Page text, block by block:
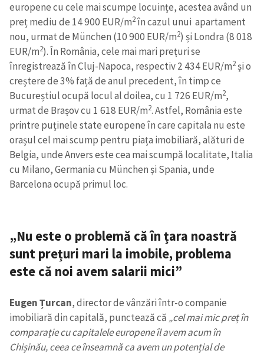
europene cu cele mai scumpe locuințe, acestea având un
preț mediu de 14 900 EUR/m2în cazul unui apartament
nou, urmat de München (10 900 EUR/m2) și Londra (8 018
EUR/m2). În România, cele mai mari prețuri se
înregistrează în Cluj-Napoca, respectiv 2 434 EUR/m2și o
creștere de 3% față de anul precedent, în timp ce
Bucureștiul ocupă locul al doilea, cu 1 726 EUR/m2,
urmat de Brașov cu 1 618 EUR/m2. Astfel, România este
printre puținele state europene în care capitala nu este
orașul cel mai scump pentru piața imobiliară, alături de
Belgia, unde Anvers este cea mai scumpă localitate, Italia
cu Milano, Germania cu München și Spania, unde
Barcelona ocupă primul loc.
„Nu este o problemă că în țara noastră
sunt prețuri mari la imobile, problema
este că noi avem salarii mici”
Eugen Țurcan, director de vânzări într-o companie
imobiliară din capitală, punctează că „cel mai mic preț în
comparație cu capitalele europene îl avem acum în
Chișinău, ceea ce înseamnă ca avem un potențial de